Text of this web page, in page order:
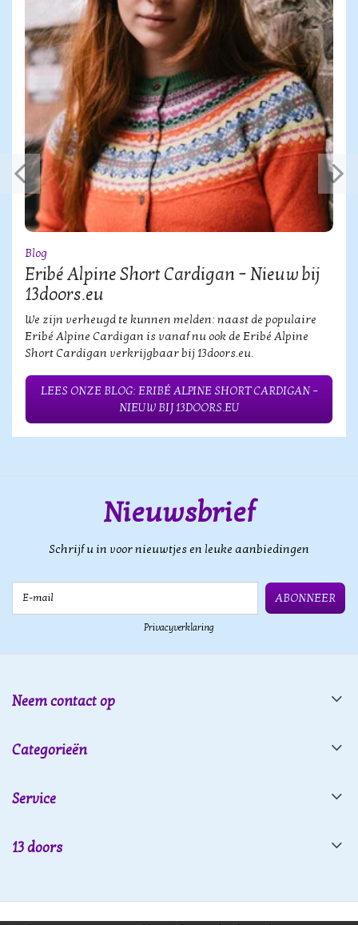
Blog
Eribé Alpine Short Cardigan – Nieuw bij
13doors.eu
We zijn verheugd te kunnen melden: naast de populaire
Eribé Alpine Cardigan is vanaf nu ook de Eribé Alpine
Short Cardigan verkrijgbaar bij 13doors.eu.
LEES ONZE BLOG: ERIBÉ ALPINE SHORT CARDIGAN –
NIEUW BIJ 13DOORS.EU
Nieuwsbrief
Schrijf u in voor nieuwtjes en leuke aanbiedingen
ABONNEER
Privacyverklaring
Neem contact op
Categorieën
Service
13 doors